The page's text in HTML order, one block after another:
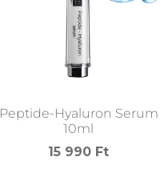
Peptide-Hyaluron Serum
10ml
15 990 Ft